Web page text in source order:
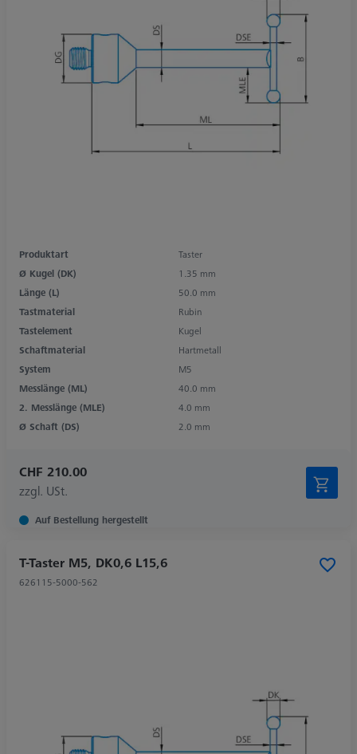
Produktart
Taster
Ø Kugel (DK)
1.35 mm
Länge (L)
50.0 mm
Tastmaterial
Rubin
Tastelement
Kugel
Schaftmaterial
Hartmetall
System
M5
Messlänge (ML)
40.0 mm
2. Messlänge (MLE)
4.0 mm
Ø Schaft (DS)
2.0 mm
CHF 210.00
zzgl. USt.
Auf Bestellung hergestellt
T-Taster M5, DK0,6 L15,6
626115-5000-562